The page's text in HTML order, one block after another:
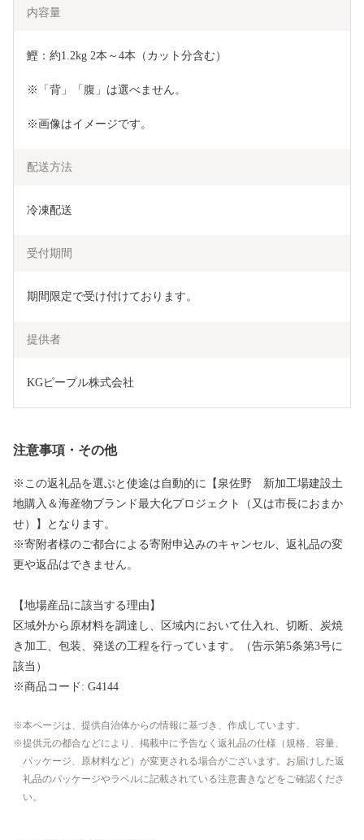
内容量
鰹：約1.2kg 2本～4本（カット分含む）
※「背」「腹」は選べません。
※画像はイメージです。
配送方法
冷凍配送
受付期間
期間限定で受け付けております。
提供者
KGピープル株式会社
注意事項・その他
※この返礼品を選ぶと使途は自動的に【泉佐野 新加工場建設土
地購入＆海産物ブランド最大化プロジェクト（又は市長におまか
せ）】となります。
※寄附者様のご都合による寄附申込みのキャンセル、返礼品の変
更や返品はできません。
【地場産品に該当する理由】
区域外から原材料を調達し、区域内において仕入れ、切断、炭焼
き加工、包装、発送の工程を行っています。（告示第5条第3号に
該当）
※商品コード: G4144
本ページは、提供自治体からの情報に基づき、作成しています。
提供元の都合などにより、掲載中に予告なく返礼品の仕様（規格、容量、
パッケージ、原材料など）が変更される場合がございます。お届けした返
礼品のパッケージやラベルに記載されている注意書きなどをご確認くださ
い。